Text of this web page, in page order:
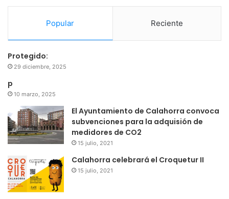
Popular Reciente
Protegido:
29 diciembre, 2025
p
10 marzo, 2025
El Ayuntamiento de Calahorra convoca
subvenciones para la adquisión de
medidores de CO2
15 julio, 2021
Calahorra celebrará el Croquetur II
15 julio, 2021